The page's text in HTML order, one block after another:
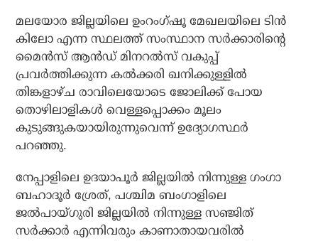
മലയോര ജില്ലയിലെ ഉംറംഗ്ഷൂ മേഖലയിലെ ടിന്‍
കിലോ എന്ന സ്ഥലത്ത് സംസ്ഥാന സര്‍ക്കാരിന്റെ
മൈന്‍സ് ആന്‍ഡ് മിനറല്‍സ് വകുപ്പ്
പ്രവര്‍ത്തിക്കുന്ന കല്‍ക്കരി ഖനിക്കുള്ളില്‍
തിങ്കളാഴ്ച രാവിലെയോടെ ജോലിക്ക് പോയ
തൊഴിലാളികള്‍ വെള്ളപ്പൊക്കം മൂലം
കുടുങ്ങുകയായിരുന്നുവെന്ന് ഉദ്യോഗസ്ഥര്‍
പറഞ്ഞു.
നേപ്പാളിലെ ഉദയാപൂര്‍ ജില്ലയില്‍ നിന്നുള്ള ഗംഗാ
ബഹാദൂര്‍ ശ്രേത്, പശ്ചിമ ബംഗാളിലെ
ജല്‍പായ്ഗുരി ജില്ലയില്‍ നിന്നുള്ള സഞ്ജിത്
സര്‍ക്കാര്‍ എന്നിവരും കാണാതായവരില്‍